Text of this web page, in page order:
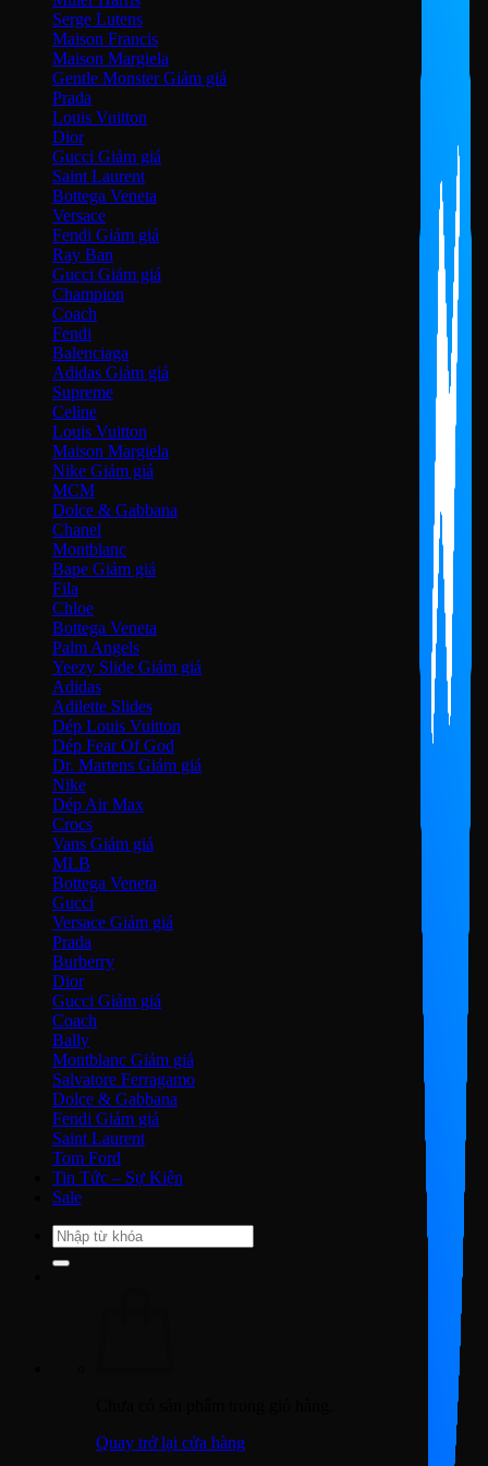
Serge Lutens
Maison Francis
Maison Margiela
Gentle Monster
Prada
Louis Vuitton
Dior
Gucci
Saint Laurent
Bottega Veneta
Versace
Fendi
Ray Ban
Gucci
Champion
Coach
Fendi
Balenciaga
Adidas
Supreme
Celine
Louis Vuitton
Maison Margiela
Nike
MCM
Dolce & Gabbana
Chanel
Montblanc
Bape
Fila
Chloe
Bottega Veneta
Palm Angels
Yeezy Slide
Adidas
Adilette Slides
Dép Louis Vuitton
Dép Fear Of God
Dr. Martens
Nike
Dép Air Max
Crocs
Vans
MLB
Bottega Veneta
Gucci
Versace
Prada
Burberry
Dior
Gucci
Coach
Bally
Montblanc
Salvatore Ferragamo
Dolce & Gabbana
Fendi
Saint Laurent
Tom Ford
Tin Tức – Sự Kiện
Sale
Tìm
kiếm:
Quay trở lại cửa hàng